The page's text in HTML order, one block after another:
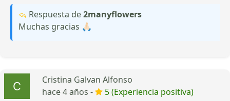
Respuesta de2manyflowers
Muchas gracias 🙏🏻
Cristina Galvan Alfonso
hace 4 años -
5 (Experiencia positiva)